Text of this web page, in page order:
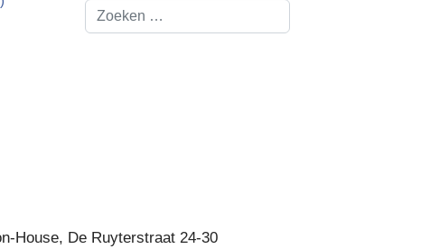
House, De Ruyterstraat 24-30